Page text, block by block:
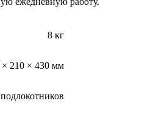
8 кг
× 210 × 430 мм